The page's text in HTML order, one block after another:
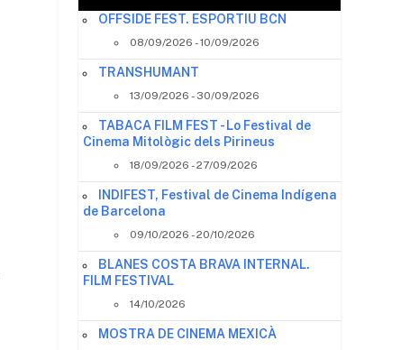
OFFSIDE FEST. ESPORTIU BCN
08/09/2026 - 10/09/2026
TRANSHUMANT
13/09/2026 - 30/09/2026
TABACA FILM FEST - Lo Festival de
Cinema Mitològic dels Pirineus
18/09/2026 - 27/09/2026
INDIFEST, Festival de Cinema Indígena
de Barcelona
09/10/2026 - 20/10/2026
BLANES COSTA BRAVA INTERNAL.
FILM FESTIVAL
14/10/2026
MOSTRA DE CINEMA MEXICÀ